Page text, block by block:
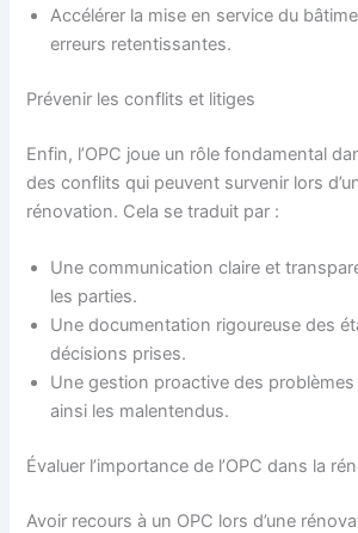
Accélérer la mise en service du
erreurs retentissantes.
Prévenir les conflits et litiges
Enfin, l’OPC joue un rôle fondamental
des conflits qui peuvent survenir lors
rénovation. Cela se traduit par :
Une communication claire et
les parties.
Une documentation rigoureuse des
décisions prises.
Une gestion proactive des
ainsi les malentendus.
Évaluer l’importance de l’OPC dans la
Avoir recours à un OPC lors d’une